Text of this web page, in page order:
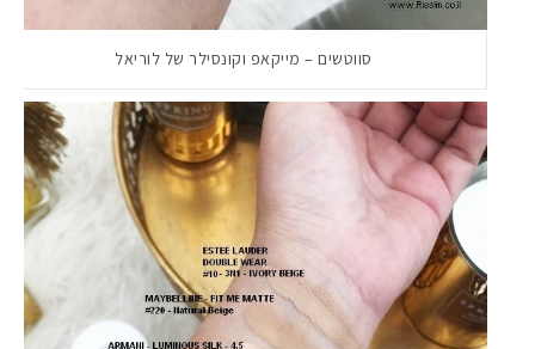
סווטשים – מייקאפ וקונסילר של לוריאל